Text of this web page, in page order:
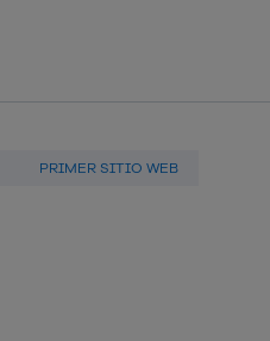
PRIMER SITIO WEB